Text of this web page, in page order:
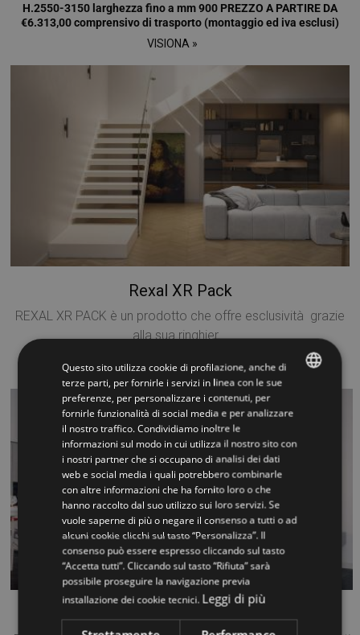
H.2550-3150 larghezza fino a mm 900 PREZZO A PARTIRE DA
€6.313,00 comprensivo di trasporto (montaggio ed iva esclusi)
VISIONA »
Rexal XR Pack
REXAL XR PACK è un prodotto che offre esclusività grazie
alla sua ringhier...
VISIONA »
Questo sito utilizza cookie di profilazione, anche di
terze parti, per fornirle i servizi in linea con le sue
preferenze, per personalizzare i contenuti, per
fornirle funzionalità di social media e per analizzare
il nostro traffico. Condividiamo inoltre le
informazioni sul modo in cui utilizza il nostro sito con
i nostri partner che si occupano di analisi dei dati
web e social media i quali potrebbero combinarle
con altre informazioni che ha fornito loro o che
hanno raccolto dal suo utilizzo sui loro servizi. Se
vuole saperne di più o negare il consenso a tutti o ad
alcuni cookie clicchi sul tasto “Personalizza”. Il
consenso può essere espresso cliccando sul tasto
“Accetta tutti”. Cliccando sul tasto “Rifiuta” sarà
possibile proseguire la navigazione previa
installazione dei cookie tecnici. Leggi di più